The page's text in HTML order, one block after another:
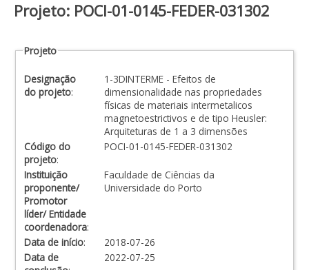
Projeto: POCI-01-0145-FEDER-031302
Projeto
Designação
do projeto:
1-3DINTERME - Efeitos de
dimensionalidade nas propriedades
físicas de materiais intermetalicos
magnetoestrictivos e de tipo Heusler:
Arquiteturas de 1 a 3 dimensões
Código do
projeto:
POCI-01-0145-FEDER-031302
Instituição
proponente/
Promotor
líder/ Entidade
coordenadora:
Faculdade de Ciências da
Universidade do Porto
Data de início:
2018-07-26
Data de
2022-07-25